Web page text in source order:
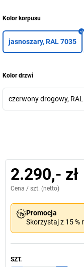
Kolor korpusu
jasnoszary, RAL 7035
Kolor drzwi
czerwony drogowy,
2.290,- zł
Cena / szt. (netto)
Promocja
Skorzystaj z 15 %
SZT.